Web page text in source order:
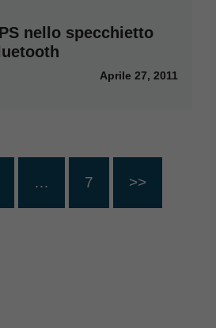
nello specchietto
Aprile 27, 2011
… 7 >>